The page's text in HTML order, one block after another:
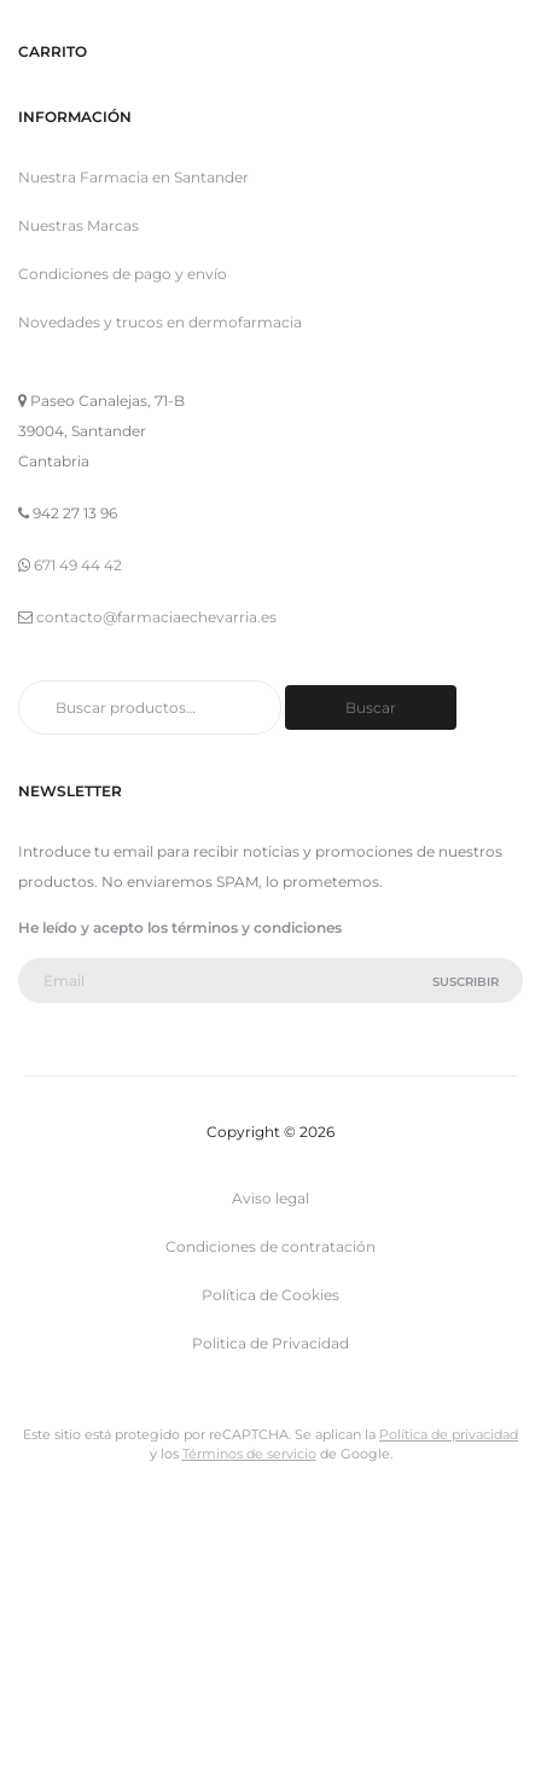
CARRITO
INFORMACIÓN
Nuestra Farmacia en Santander
Nuestras Marcas
Condiciones de pago y envío
Novedades y trucos en dermofarmacia
Paseo Canalejas, 71-B
39004, Santander
Cantabria
942 27 13 96
671 49 44 42
contacto@farmaciaechevarria.es
Buscar
NEWSLETTER
Introduce tu email para recibir noticias y promociones de nuestros
productos. No enviaremos SPAM, lo prometemos.
He leído y acepto los términos y condiciones
Copyright © 2026
Aviso legal
Condiciones de contratación
Política de Cookies
Politica de Privacidad
Este sitio está protegido por reCAPTCHA. Se aplican la Política de privacidad
y los Términos de serviciode Google.